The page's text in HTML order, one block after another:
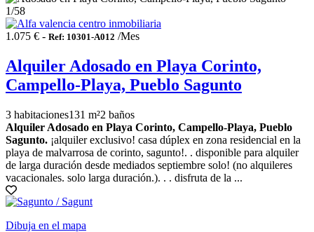
1/58
1.075 € - Ref: 10301-A012 /Mes
Alquiler Adosado en Playa Corinto,
Campello-Playa, Pueblo Sagunto
3 habitaciones131 m²2 baños
Alquiler Adosado en Playa Corinto, Campello-Playa, Pueblo
Sagunto. ¡alquiler exclusivo! casa dúplex en zona residencial en la
playa de malvarrosa de corinto, sagunto!. . disponible para alquiler
de larga duración desde mediados septiembre solo! (no alquileres
vacacionales. solo larga duración.). . . disfruta de la ...
Dibuja en el mapa